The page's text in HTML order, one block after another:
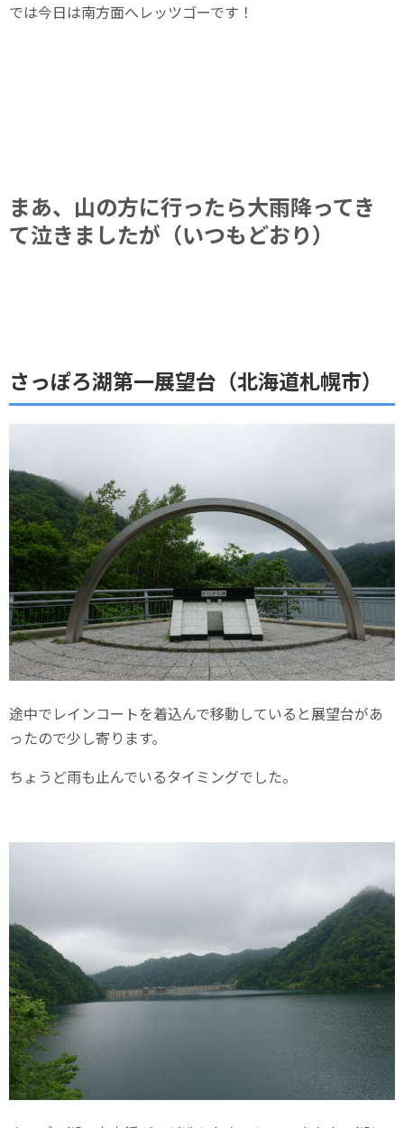
では今日は南方面へレッツゴーです！
まあ、山の方に行ったら大雨降ってき
て泣きましたが（いつもどおり）
さっぽろ湖第一展望台（北海道札幌市）
途中でレインコートを着込んで移動していると展望台があ
ったので少し寄ります。
ちょうど雨も止んでいるタイミングでした。